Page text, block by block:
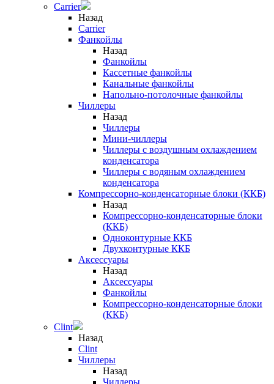
Carrier
Назад
Carrier
Фанкойлы
Назад
Фанкойлы
Кассетные фанкойлы
Канальные фанкойлы
Напольно-потолочные фанкойлы
Чиллеры
Назад
Чиллеры
Мини-чиллеры
Чиллеры с воздушным охлаждением
конденсатора
Чиллеры с водяным охлаждением
конденсатора
Компрессорно-конденсаторные блоки (ККБ)
Назад
Компрессорно-конденсаторные блоки
(ККБ)
Одноконтурные ККБ
Двухконтурные ККБ
Аксессуары
Назад
Аксессуары
Фанкойлы
Компрессорно-конденсаторные блоки
(ККБ)
Clint
Назад
Clint
Чиллеры
Назад
Чиллеры